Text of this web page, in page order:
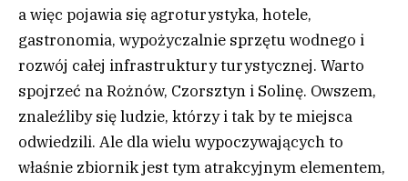
a więc pojawia się agroturystyka, hotele,
gastronomia, wypożyczalnie sprzętu wodnego i
rozwój całej infrastruktury turystycznej. Warto
spojrzeć na Rożnów, Czorsztyn i Solinę. Owszem,
znaleźliby się ludzie, którzy i tak by te miejsca
odwiedzili. Ale dla wielu wypoczywających to
właśnie zbiornik jest tym atrakcyjnym elementem,